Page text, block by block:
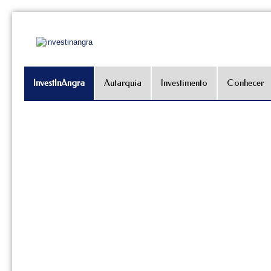
InvestInAngra Autarquia Investimento Conhecer